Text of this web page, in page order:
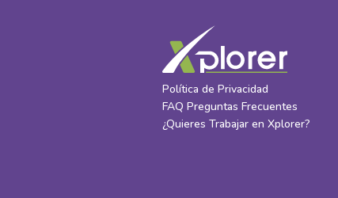
Política de Privacidad
FAQ Preguntas Frecuentes
¿Quieres Trabajar en Xplorer?